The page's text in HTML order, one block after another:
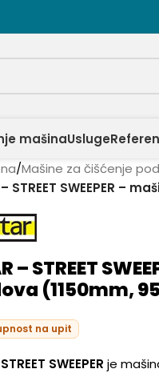
mašinaUsluge
/Mašine za čišćenje
– STREET SWEEPER –
– STREET
(1150mm,
na upit
SWEEPER je